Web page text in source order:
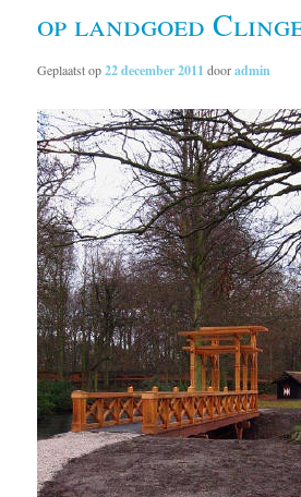
op landgoed
Geplaatst op22 december 2011 dooradmin